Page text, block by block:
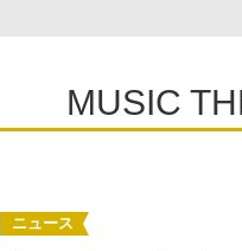
MUSIC
ニュース